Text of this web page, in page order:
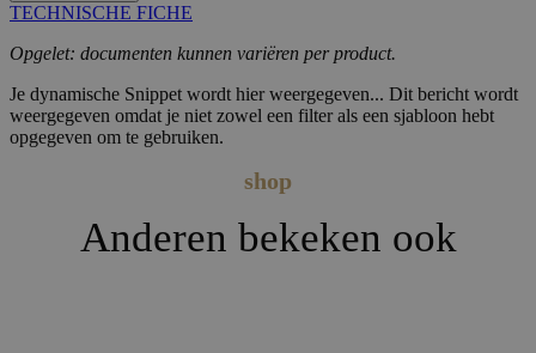
TECHNISCHE FICHE
Opgelet: documenten kunnen variëren per product.
Je dynamische Snippet wordt hier weergegeven... Dit bericht wordt
weergegeven omdat je niet zowel een filter als een sjabloon hebt
opgegeven om te gebruiken.
shop
Anderen bekeken ook